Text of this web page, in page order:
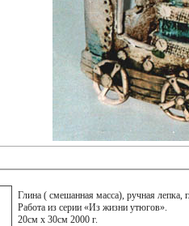
Глина ( смешанная масса), ручная лепка,
Работа из серии «Из жизни утюгов».
20см x 30см 2000 г.